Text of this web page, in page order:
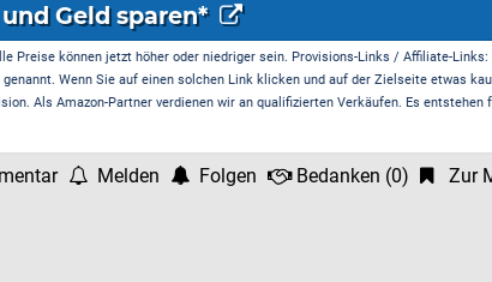
Geld sparen*
Preise können jetzt höher oder niedriger sein. Provisions-Links / Affiliate-
Wenn Sie auf einen solchen Link klicken und auf der Zielseite etwas
Als Amazon-Partner verdienen wir an qualifizierten Verkäufen. Es entstehen
Melden Folgen Bedanken (0) Zur